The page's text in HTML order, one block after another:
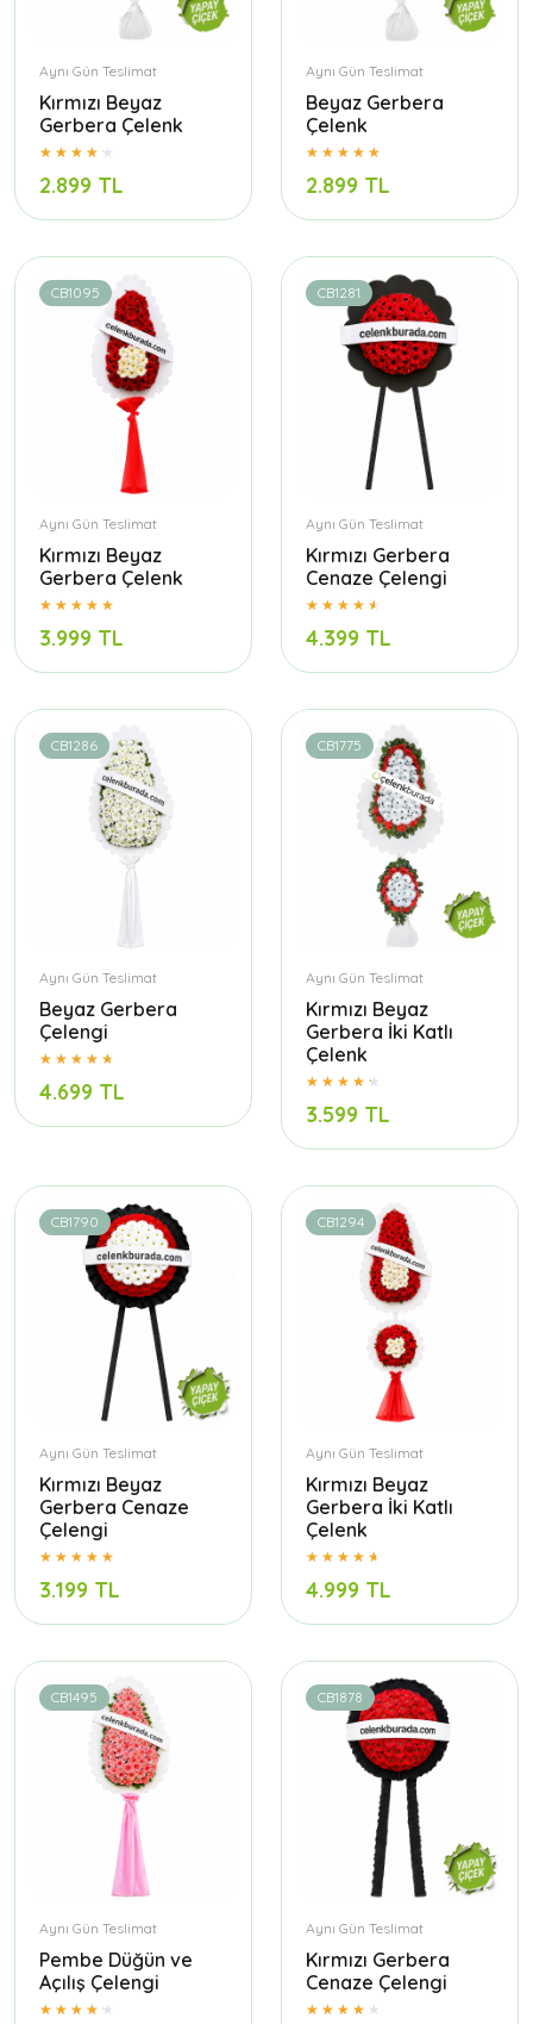
Aynı Gün Teslimat
Kırmızı Beyaz
Gerbera Çelenk
2.899 TL
Aynı Gün Teslimat
Beyaz Gerbera
Çelenk
2.899 TL
CB1095
Aynı Gün Teslimat
Kırmızı Beyaz
Gerbera Çelenk
3.999 TL
CB1281
Aynı Gün Teslimat
Kırmızı Gerbera
Cenaze Çelengi
4.399 TL
CB1286
Aynı Gün Teslimat
Beyaz Gerbera
Çelengi
4.699 TL
CB1775
Aynı Gün Teslimat
Kırmızı Beyaz
Gerbera İki Katlı
Çelenk
3.599 TL
CB1790
Aynı Gün Teslimat
Kırmızı Beyaz
Gerbera Cenaze
Çelengi
3.199 TL
CB1294
Aynı Gün Teslimat
Kırmızı Beyaz
Gerbera İki Katlı
Çelenk
4.999 TL
CB1495
Aynı Gün Teslimat
Pembe Düğün ve
Açılış Çelengi
CB1878
Aynı Gün Teslimat
Kırmızı Gerbera
Cenaze Çelengi